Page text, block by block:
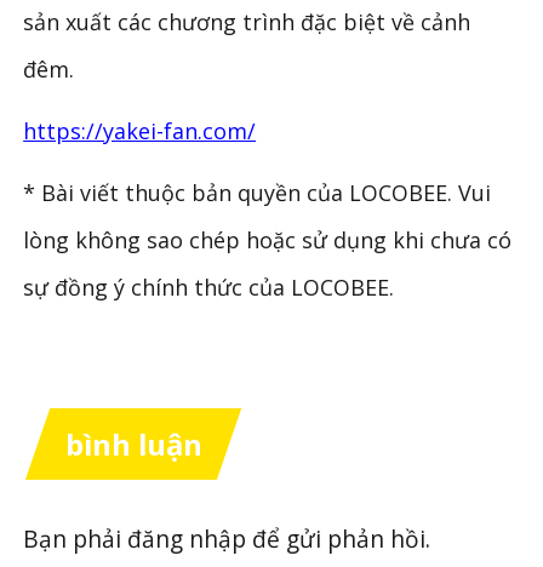
sản xuất các chương trình đặc biệt về cảnh
đêm.
https://yakei-fan.com/
* Bài viết thuộc bản quyền của LOCOBEE. Vui
lòng không sao chép hoặc sử dụng khi chưa có
sự đồng ý chính thức của LOCOBEE.
bình luận
Bạn phải đăng nhập để gửi phản hồi.